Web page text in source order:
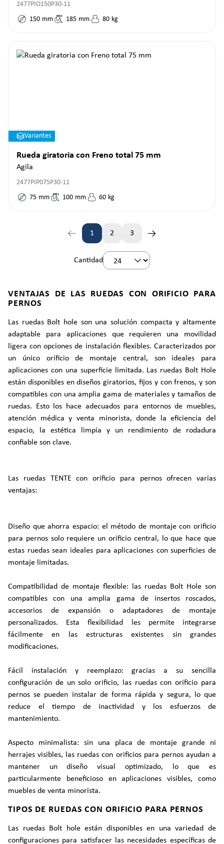
2477PIO150P30-11
150 mm 185 mm 80 kg
Variantes
Rueda giratoria con Freno total 75 mm
Agila
2477PIP075P30-11
75 mm 100 mm 60 kg
Página
1 2
Página
3
Cantidad
VENTAJAS DE LAS RUEDAS CON ORIFICIO PARA
PERNOS
Las ruedas Bolt hole son una solución compacta y altamente
adaptable para aplicaciones que requieren una movilidad
ligera con opciones de instalación flexibles. Caracterizados por
un único orificio de montaje central, son ideales para
aplicaciones con una superficie limitada. Las ruedas Bolt Hole
están disponibles en diseños giratorios, fijos y con frenos, y son
compatibles con una amplia gama de materiales y tamaños de
ruedas. Esto los hace adecuados para entornos de muebles,
atención médica y venta minorista, donde la eficiencia del
espacio, la estética limpia y un rendimiento de rodadura
confiable son clave.
Las ruedas TENTE con orificio para pernos ofrecen varias
ventajas:
Diseño que ahorra espacio: el método de montaje con orificio
para pernos solo requiere un orificio central, lo que hace que
estas ruedas sean ideales para aplicaciones con superficies de
montaje limitadas.
Compatibilidad de montaje flexible: las ruedas Bolt Hole son
compatibles con una amplia gama de insertos roscados,
accesorios de expansión o adaptadores de montaje
personalizados. Esta flexibilidad les permite integrarse
fácilmente en las estructuras existentes sin grandes
modificaciones.
Fácil instalación y reemplazo: gracias a su sencilla
configuración de un solo orificio, las ruedas con orificio para
pernos se pueden instalar de forma rápida y segura, lo que
reduce el tiempo de inactividad y los esfuerzos de
mantenimiento.
Aspecto minimalista: sin una placa de montaje grande ni
herrajes visibles, las ruedas con orificios para pernos ayudan a
mantener un diseño visual optimizado, lo que es
particularmente beneficioso en aplicaciones visibles, como
muebles de venta minorista.
TIPOS DE RUEDAS CON ORIFICIO PARA PERNOS
Las ruedas Bolt hole están disponibles en una variedad de
configuraciones para satisfacer las necesidades específicas de